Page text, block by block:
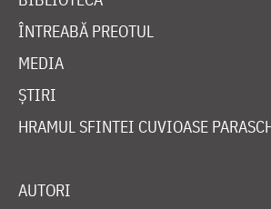
ÎNTREABĂ PREOTUL
MEDIA
ȘTIRI
HRAMUL SFINTEI CUVIOASE
AUTORI